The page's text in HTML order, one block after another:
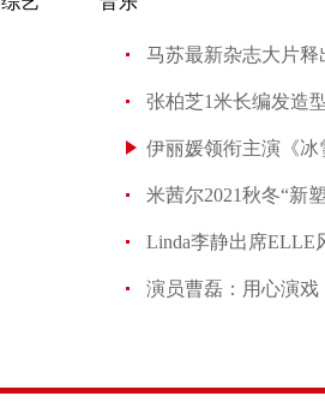
马苏最新杂志大片
张柏芝1米长编发造
米茜尔2021秋冬“新
Linda李静出席ELLE
演员曹磊：用心演